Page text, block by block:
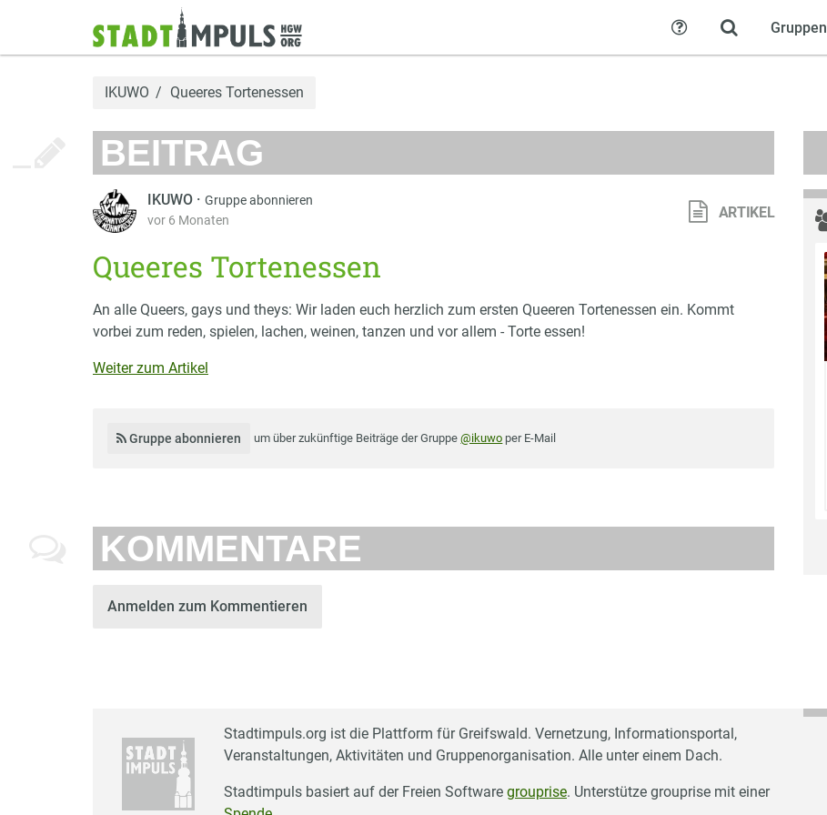
Gruppen
Hilfe
IKUWO Queeres Tortenessen
BEITRAG
IKUWO · Gruppe abonnieren
vor 6 Monaten
ARTIKEL
Queeres Tortenessen
An alle Queers, gays und theys: Wir laden euch herzlich zum ersten Queeren Tortenessen ein. Kommt
vorbei zum reden, spielen, lachen, weinen, tanzen und vor allem - Torte essen!
Weiter zum Artikel
Gruppe abonnieren um über zukünftige Beiträge der Gruppe@ikuwo per E-Mail
KOMMENTARE
Anmelden zum Kommentieren
Stadtimpuls.org ist die Plattform für Greifswald. Vernetzung, Informationsportal,
Veranstaltungen, Aktivitäten und Gruppenorganisation. Alle unter einem Dach.
Stadtimpuls basiert auf der Freien Software grouprise. Unterstütze grouprise mit einer